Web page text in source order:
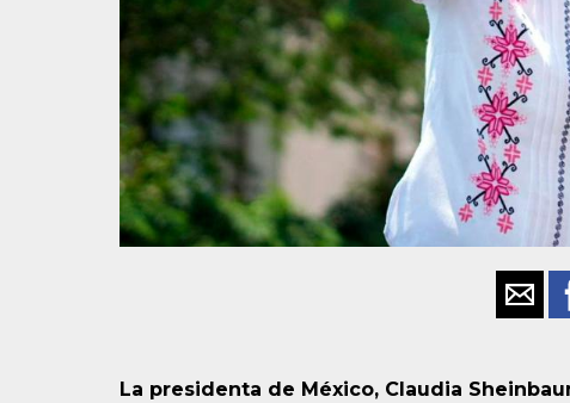
La presidenta de México, Claudia